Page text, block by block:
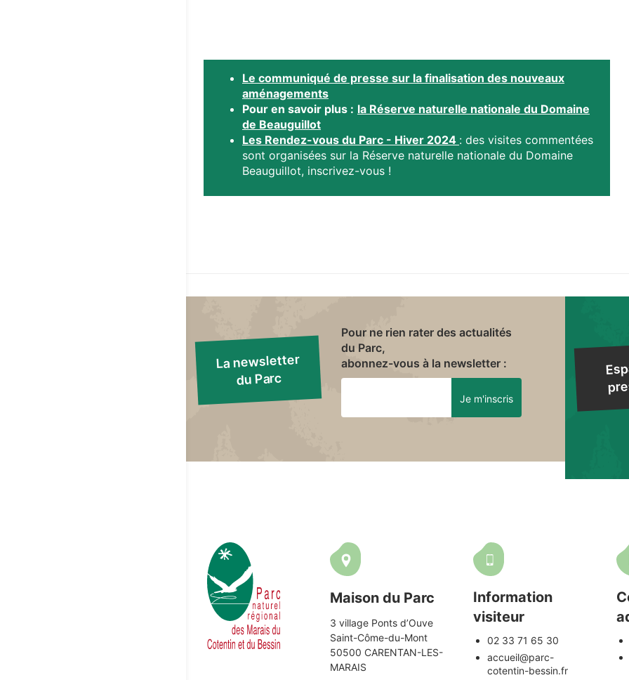
Le communiqué de presse sur la finalisation des nouveaux
aménagements
Pour en savoir plus : la Réserve naturelle nationale du Domaine
de Beauguillot
Les Rendez-vous du Parc - Hiver 2024 : des visites commentées
sont organisées sur la Réserve naturelle nationale du Domaine
Beauguillot, inscrivez-vous !
La newsletter
du Parc
Pour ne rien rater des actualités
du Parc,
abonnez-vous à la newsletter :
Maison du Parc
3 village Ponts d’Ouve
Saint-Côme-du-Mont
50500 CARENTAN-LES-
MARAIS
Information
visiteur
02 33 71 65 30
accueil@parc-
cotentin-bessin.fr